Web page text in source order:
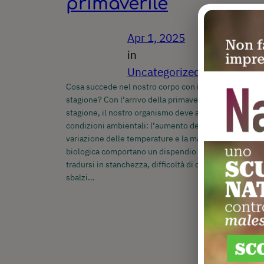
primaverile
Apr 1, 2025
in
Uncategorized
Cosa succede nel nostro corpo con il cambio di
stagione? Con l’arrivo della primavera e del cambio
stagione, il nostro organismo deve adattarsi a nuove
condizioni ambientali: l’aumento delle ore di luce, la
variazione delle temperature e la maggiore attività
biologica comportano un dispendio energetico che
tradursi in stanchezza, difficoltà di concentrazione e
sbalzi…